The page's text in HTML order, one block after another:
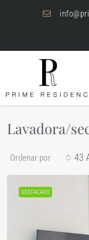
Lavadora/
43
Ordenar por
DESTACADO